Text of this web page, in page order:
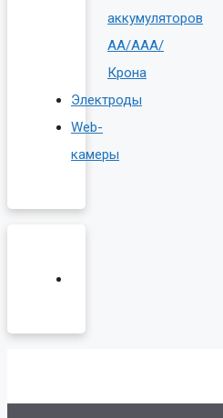
аккумуляторов
AA/AAA/
Крона
Электроды
Web-
камеры